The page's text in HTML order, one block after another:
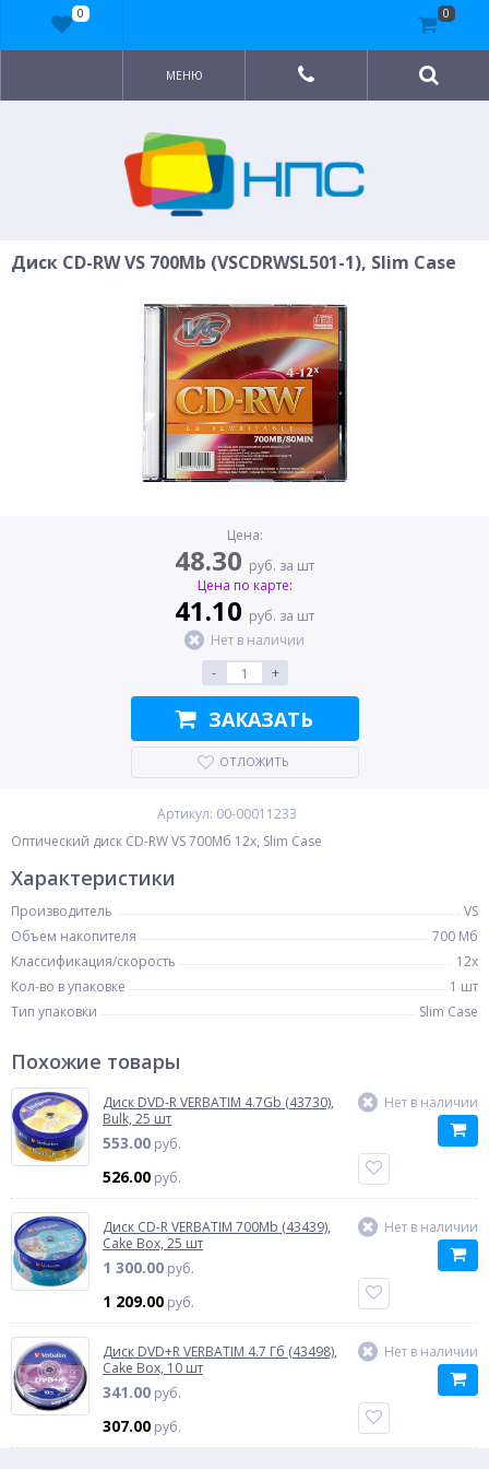
МЕНЮ
Диск CD-RW VS 700Mb (VSCDRWSL501-1), Slim Case
Цена:
48.30 руб. за шт
Цена по карте:
41.10 руб. за шт
Нет в наличии
-
+
ЗАКАЗАТЬ
ОТЛОЖИТЬ
Артикул: 00-00011233
Оптический диск CD-RW VS 700Мб 12x, Slim Case
Характеристики
Производитель
VS
Объем накопителя
700 Мб
Классификация/скорость
12x
Кол-во в упаковке
1 шт
Тип упаковки
Slim Case
Похожие товары
Диск DVD-R VERBATIM 4.7Gb (43730),
Bulk, 25 шт
553.00 руб.
526.00 руб.
Нет в наличии
Диск CD-R VERBATIM 700Mb (43439),
Cake Box, 25 шт
1 300.00 руб.
1 209.00 руб.
Нет в наличии
Диск DVD+R VERBATIM 4.7 Гб (43498),
Cake Box, 10 шт
341.00 руб.
307.00 руб.
Нет в наличии
0 0